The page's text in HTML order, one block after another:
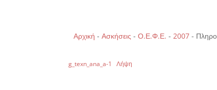
Αρχική -Ασκήσεις -Ο.Ε.Φ.Ε. -2007 -
g_texn_ana_a-1 Λήψη